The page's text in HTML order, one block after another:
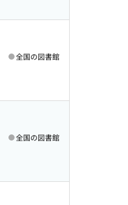
全国の図書館
全国の図書館